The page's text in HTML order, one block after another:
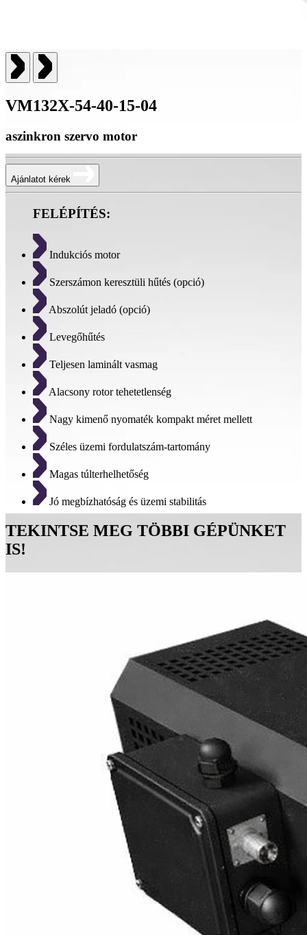
VM132X-54-40-15-04
aszinkron szervo motor
Ajánlatot kérek
FELÉPÍTÉS:
Indukciós motor
Szerszámon keresztüli hűtés (opció)
Abszolút jeladó (opció)
Levegőhűtés
Teljesen laminált vasmag
Alacsony rotor tehetetlenség
Nagy kimenő nyomaték kompakt méret mellett
Széles üzemi fordulatszám-tartomány
Magas túlterhelhetőség
Jó megbízhatóság és üzemi stabilitás
TEKINTSE MEG TÖBBI GÉPÜNKET
IS!